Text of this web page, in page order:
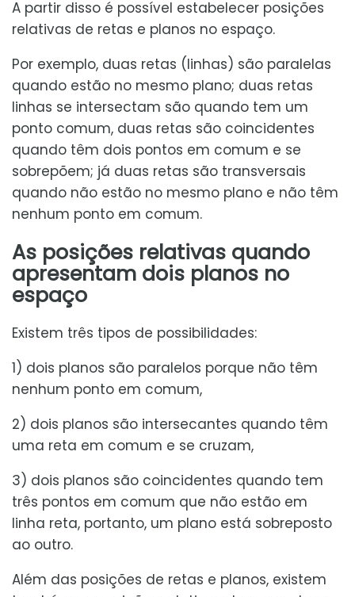
A partir disso é possível estabelecer posições
relativas de retas e planos no espaço.
Por exemplo, duas retas (linhas) são paralelas
quando estão no mesmo plano; duas retas
linhas se intersectam são quando tem um
ponto comum, duas retas são coincidentes
quando têm dois pontos em comum e se
sobrepõem; já duas retas são transversais
quando não estão no mesmo plano e não têm
nenhum ponto em comum.
As posições relativas quando
apresentam dois planos no
espaço
Existem três tipos de possibilidades:
1) dois planos são paralelos porque não têm
nenhum ponto em comum,
2) dois planos são intersecantes quando têm
uma reta em comum e se cruzam,
3) dois planos são coincidentes quando tem
três pontos em comum que não estão em
linha reta, portanto, um plano está sobreposto
ao outro.
Além das posições de retas e planos, existem